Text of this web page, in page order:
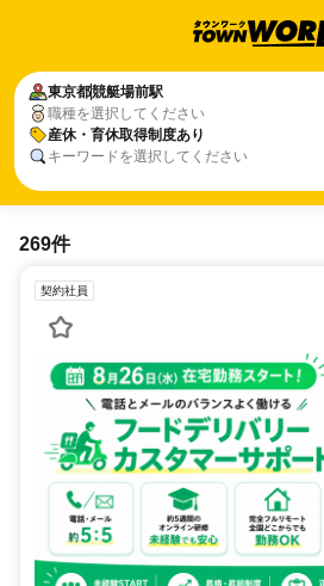
東京都競艇場前駅
職種を選択してください
産休・育休取得制度あり
キーワードを選択してください
269件
契約社員